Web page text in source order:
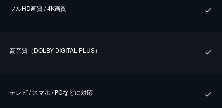
フルHD画質 / 4K画質
⾼⾳質（DOLBY DIGITAL PLUS）
テレビ / スマホ / PCなどに対応